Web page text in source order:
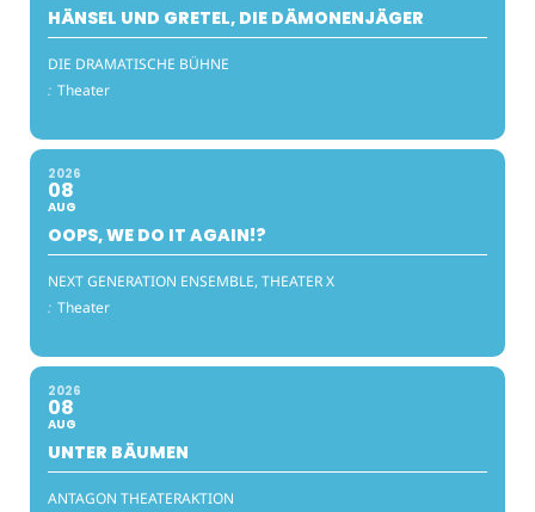
HÄNSEL UND GRETEL, DIE DÄMONENJÄGER
DIE DRAMATISCHE BÜHNE
: Theater
2026
08
AUG
OOPS, WE DO IT AGAIN!?
NEXT GENERATION ENSEMBLE, THEATER X
: Theater
2026
08
AUG
UNTER BÄUMEN
ANTAGON THEATERAKTION